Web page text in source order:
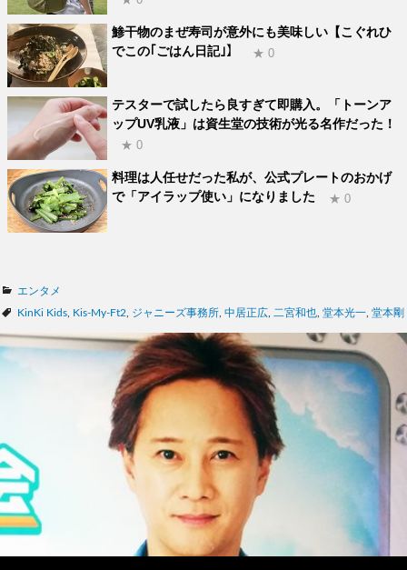
鯵干物のまぜ寿司が意外にも美味しい【こぐれひ
でこの｢ごはん日記｣】
★ 0
テスターで試したら良すぎて即購入。「トーンア
ップUV乳液」は資生堂の技術が光る名作だった！
★ 0
料理は人任せだった私が、公式プレートのおかげ
で「アイラップ使い」になりました
★ 0
カ
テ
リ
エンタメ
タ
KinKi Kids Kis-My-Ft2 ジャニーズ事務所 中居正広 二宮和也 堂本光一 堂本剛